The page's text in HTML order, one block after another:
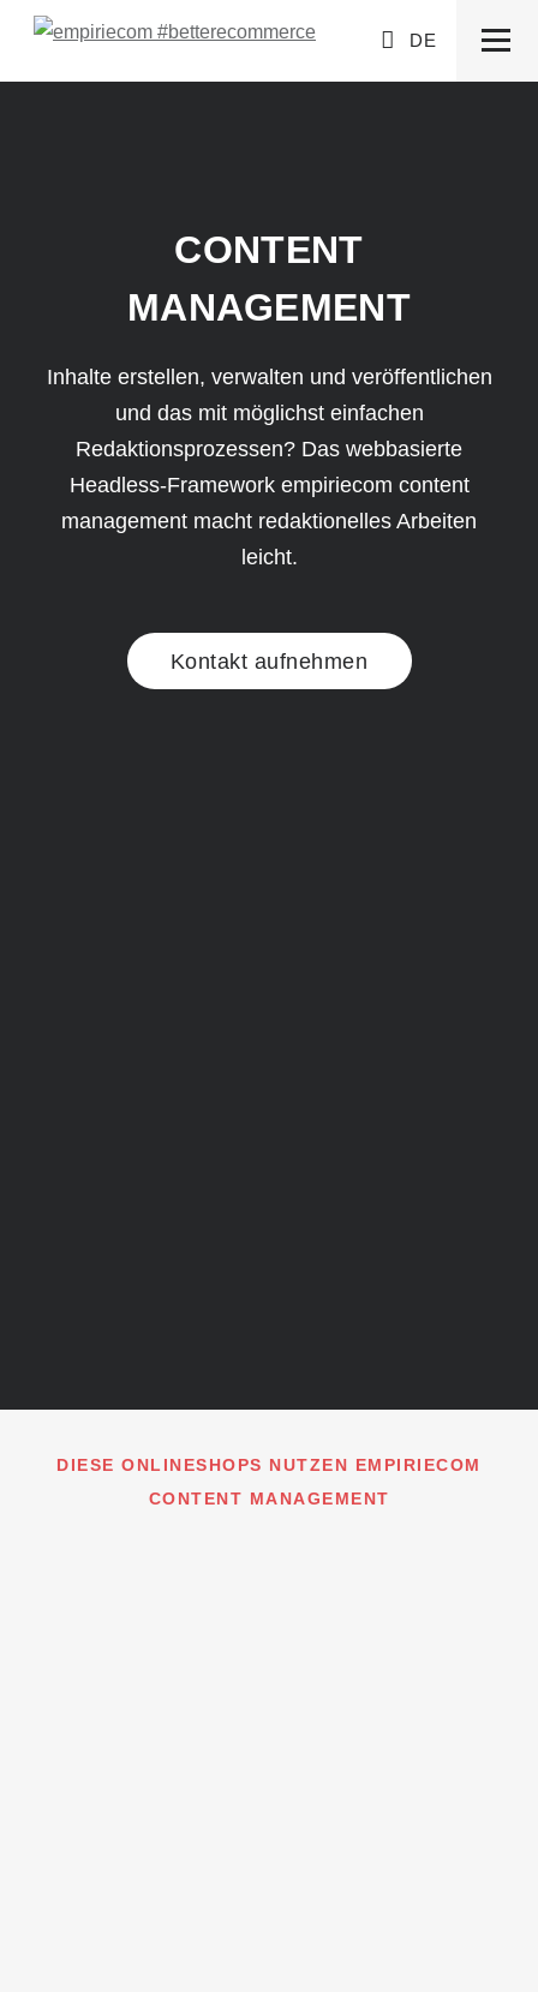
DE
CONTENT
MANAGEMENT
Inhalte erstellen, verwalten und veröffentlichen
und das mit möglichst einfachen
Redaktionsprozessen? Das webbasierte
Headless-Framework empiriecom content
management macht redaktionelles Arbeiten
leicht.
Kontakt aufnehmen
DIESE ONLINESHOPS NUTZEN EMPIRIECOM
CONTENT MANAGEMENT